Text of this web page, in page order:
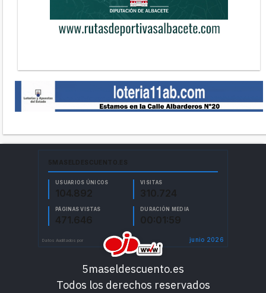
5maseldescuento.es
Todos los derechos reservados